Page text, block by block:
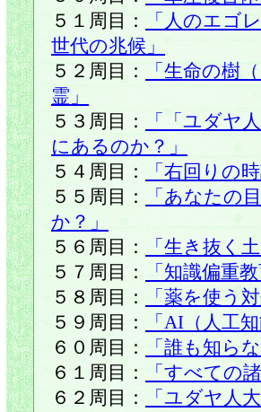
５１周目：
「人のエゴ
世代の兆候」
５２周目：
「生命の樹
霊」
５３周目：
「「ユダヤ
にあるのか？」
５４周目：
「右回りの
５５周目：
「あなたの
か？」
５６周目：
「生き抜く
５７周目：
「知識偏重
５８周目：
「薬を使う
５９周目：
「AI（人工
６０周目：
「誰も知ら
６１周目：
「すべての
６２周目：
「ユダヤ人